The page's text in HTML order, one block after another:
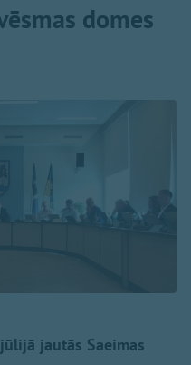
domes
jautās Saeimas